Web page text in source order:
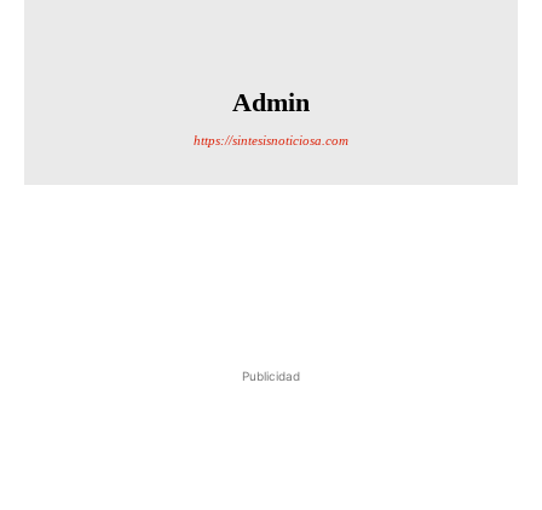
Admin
https://sintesisnoticiosa.com
Publicidad